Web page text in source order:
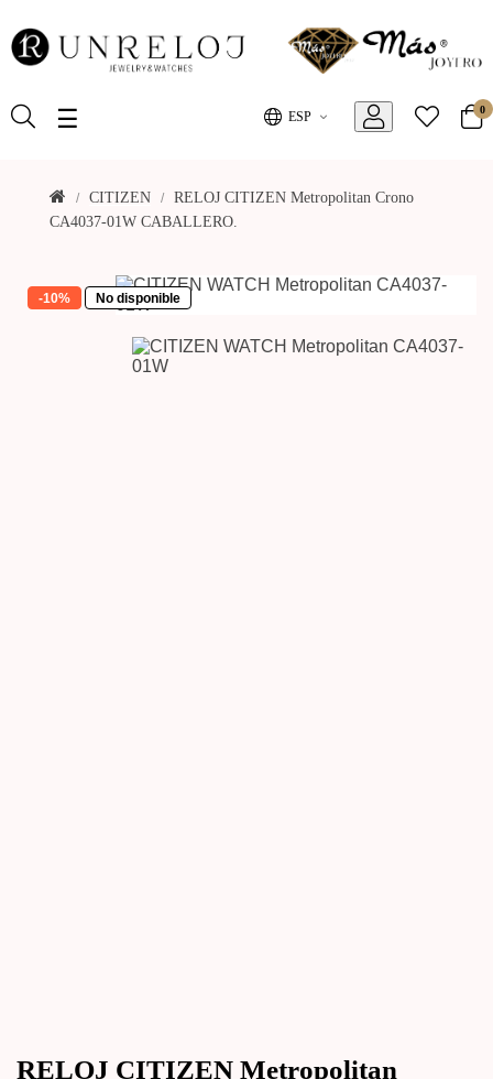
ESP 0
Toggle
☰
CITIZEN
RELOJ CITIZEN Metropolitan Crono
CA4037-01W CABALLERO.
-10% No disponible
RELOJ CITIZEN Metropolitan